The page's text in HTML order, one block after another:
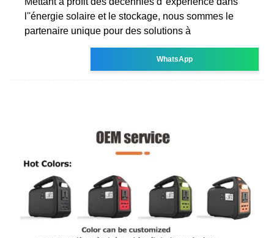
l''énergie solaire et le stockage, nous sommes le
partenaire unique pour des solutions à
WhatsApp